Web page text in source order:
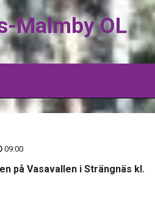
Malmby OL
09:00
på Vasavallen i Strängnäs kl.